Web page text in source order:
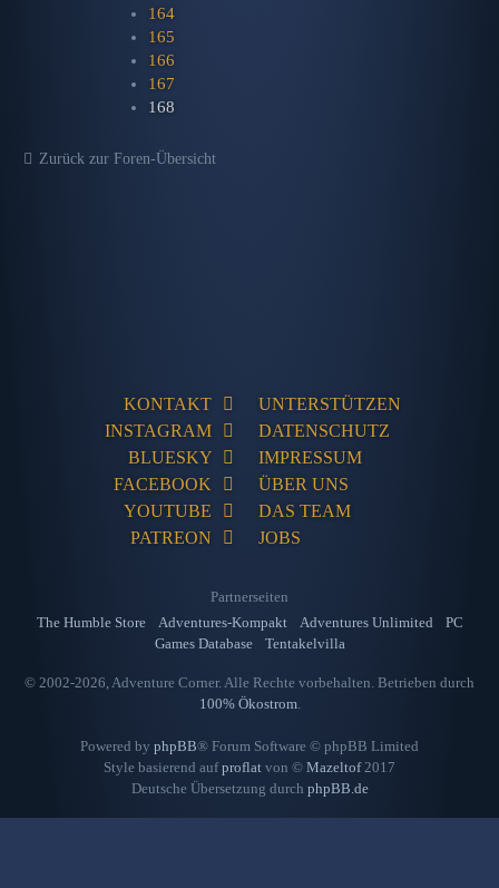
164
165
166
167
168
Zurück zur Foren-Übersicht
KONTAKT
INSTAGRAM
BLUESKY
FACEBOOK
YOUTUBE
PATREON
UNTERSTÜTZEN
DATENSCHUTZ
IMPRESSUM
ÜBER UNS
DAS TEAM
JOBS
Partnerseiten
The Humble Store
Adventures-Kompakt Adventures Unlimited
PC
Games Database
Tentakelvilla
© 2002-2026, Adventure Corner. Alle Rechte vorbehalten. Betrieben durch
100% Ökostrom.
Powered by phpBB® Forum Software © phpBB Limited
Style basierend aufproflat von © Mazeltof2017
Deutsche Übersetzung durch phpBB.de